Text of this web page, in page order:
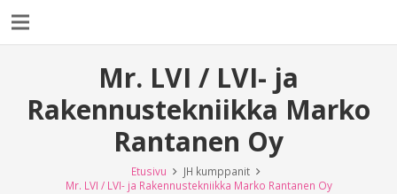
Mr. LVI / LVI- ja
Rakennustekniikka Marko
Rantanen Oy
Etusivu
JH kumppanit
Mr. LVI / LVI- ja Rakennustekniikka Marko Rantanen Oy